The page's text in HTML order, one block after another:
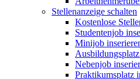
Stellenanzeige schalten
Kostenlose
Studentenjob
Minijob
Nebenjob
Praktikumsplatz